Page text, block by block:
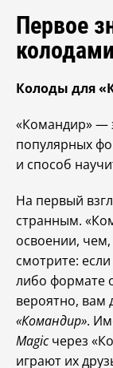
Первое
Колоды для
«Командир» —
популярных
и способ
На первый
странным.
освоении,
смотрите:
либо формате
вероятно, вам
«Командир».
Magicчерез
играют их